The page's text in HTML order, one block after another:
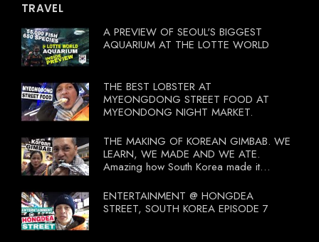
TRAVEL
A PREVIEW OF SEOUL'S BIGGEST
AQUARIUM AT THE LOTTE WORLD
THE BEST LOBSTER AT
MYEONGDONG STREET FOOD AT
MYEONDONG NIGHT MARKET.
THE MAKING OF KOREAN GIMBAB. WE
LEARN, WE MADE AND WE ATE.
Amazing how South Korea made it
tourists to learn their local food. I
wonder what local food our Tourist
Ministry had our tourist to learn.
ENTERTAINMENT @ HONGDEA
STREET, SOUTH KOREA EPISODE 7